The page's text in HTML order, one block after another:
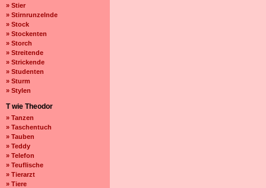
» Stier
» Stirnrunzelnde
» Stock
» Stockenten
» Storch
» Streitende
» Strickende
» Studenten
» Sturm
» Stylen
T wie Theodor
» Tanzen
» Taschentuch
» Tauben
» Teddy
» Telefon
» Teuflische
» Tierarzt
» Tiere